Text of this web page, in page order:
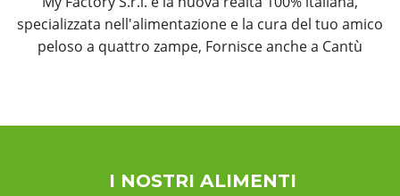
specializzata nell'alimentazione e la cura del tuo amico
peloso a quattro zampe, Fornisce anche a Cantù
I NOSTRI ALIMENTI